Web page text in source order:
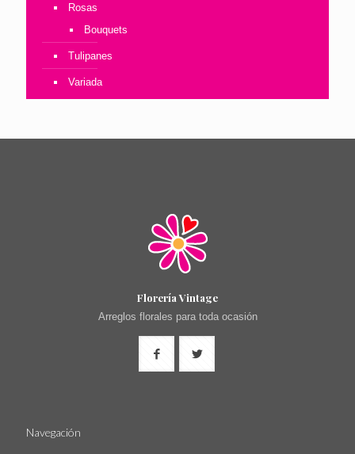
Rosas
Bouquets
Tulipanes
Variada
Florería Vintage
Arreglos florales para toda ocasión
Navegación